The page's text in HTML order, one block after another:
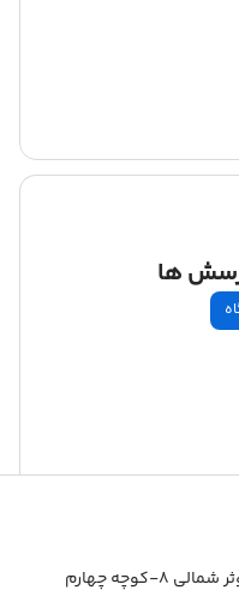
ها
مشهد - وکیل آباد-کوثر شمالی 8-کوچه چهارم